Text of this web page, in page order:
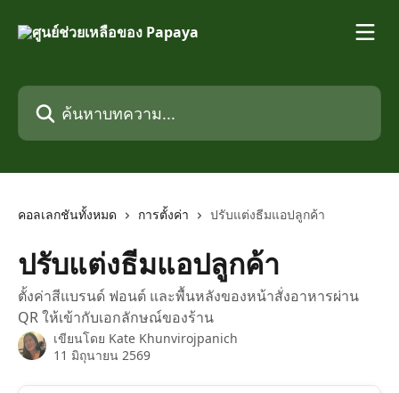
ค้นหาบทความ...
คอลเลกชันทั้งหมด การตั้งค่า ปรับแต่งธีมแอปลูกค้า
ปรับแต่งธีมแอปลูกค้า
ตั้งค่าสีแบรนด์ ฟอนต์ และพื้นหลังของหน้าสั่งอาหารผ่าน
QR ให้เข้ากับเอกลักษณ์ของร้าน
เขียนโดย Kate Khunvirojpanich
11 มิถุนายน 2569